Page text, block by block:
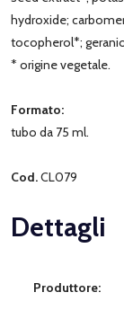
hydroxide;
tocopherol*;
* origine vegetale.
Formato:
tubo da 75 ml.
Cod.CL079
Dettagli
Produttore: